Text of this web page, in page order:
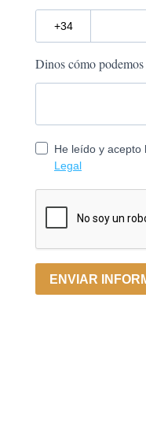
Dinos cómo
He leído y acepto
Legal
ENVIAR